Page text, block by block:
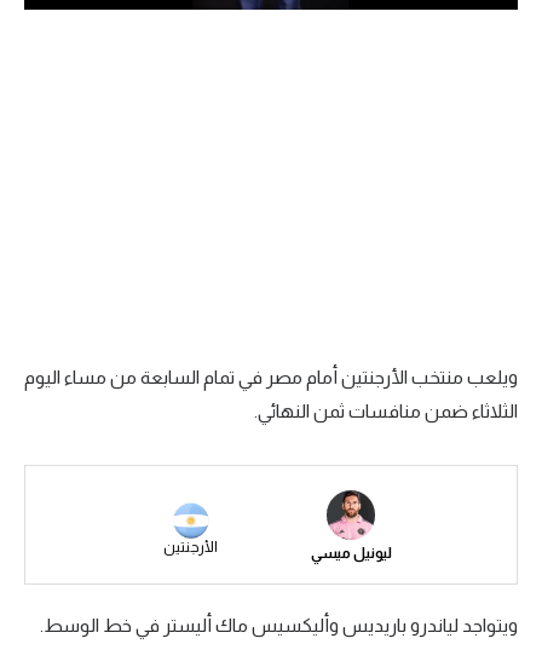
سعودي في الجول
الدوري الإنجليزي
دوري أبطال أوروبا
ويلعب منتخب الأرجنتين أمام مصر في تمام السابعة من مساء اليوم
الثلاثاء ضمن منافسات ثمن النهائي.
ليونيل ميسي الأرجنتين
ويتواجد لياندرو باريديس وأليكسيس ماك أليستر في خط الوسط.